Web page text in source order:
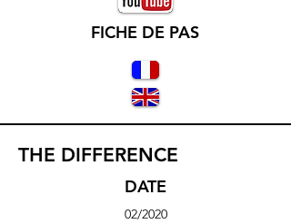
FICHE DE PAS
THE DIFFERENCE
DATE
02/2020